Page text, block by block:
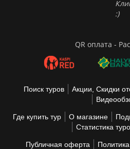
:)
QR оплата -
Поиск туров Акции, Скидки
Где купить тур О магазине
Статистика
Публичная оферта